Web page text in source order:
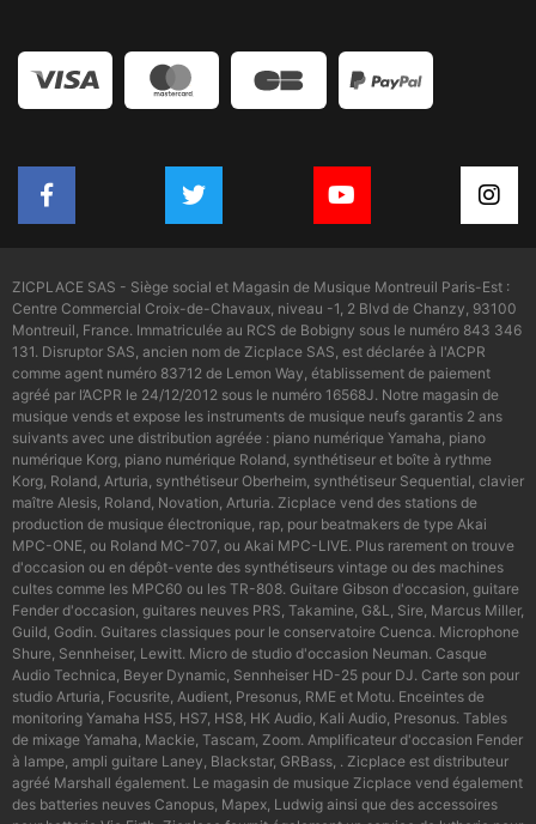
ZICPLACE SAS - Siège social et Magasin de Musique Montreuil Paris-Est :
Centre Commercial Croix-de-Chavaux, niveau -1, 2 Blvd de Chanzy, 93100
Montreuil, France. Immatriculée au RCS de Bobigny sous le numéro 843 346
131. Disruptor SAS, ancien nom de Zicplace SAS, est déclarée à l'ACPR
comme agent numéro 83712 de Lemon Way, établissement de paiement
agréé par l’ACPR le 24/12/2012 sous le numéro 16568J. Notre magasin de
musique vends et expose les instruments de musique neufs garantis 2 ans
suivants avec une distribution agréée : piano numérique Yamaha, piano
numérique Korg, piano numérique Roland, synthétiseur et boîte à rythme
Korg, Roland, Arturia, synthétiseur Oberheim, synthétiseur Sequential, clavier
maître Alesis, Roland, Novation, Arturia. Zicplace vend des stations de
production de musique électronique, rap, pour beatmakers de type Akai
MPC-ONE, ou Roland MC-707, ou Akai MPC-LIVE. Plus rarement on trouve
d'occasion ou en dépôt-vente des synthétiseurs vintage ou des machines
cultes comme les MPC60 ou les TR-808. Guitare Gibson d'occasion, guitare
Fender d'occasion, guitares neuves PRS, Takamine, G&L, Sire, Marcus Miller,
Guild, Godin. Guitares classiques pour le conservatoire Cuenca. Microphone
Shure, Sennheiser, Lewitt. Micro de studio d'occasion Neuman. Casque
Audio Technica, Beyer Dynamic, Sennheiser HD-25 pour DJ. Carte son pour
studio Arturia, Focusrite, Audient, Presonus, RME et Motu. Enceintes de
monitoring Yamaha HS5, HS7, HS8, HK Audio, Kali Audio, Presonus. Tables
de mixage Yamaha, Mackie, Tascam, Zoom. Amplificateur d'occasion Fender
à lampe, ampli guitare Laney, Blackstar, GRBass, . Zicplace est distributeur
agréé Marshall également. Le magasin de musique Zicplace vend également
des batteries neuves Canopus, Mapex, Ludwig ainsi que des accessoires